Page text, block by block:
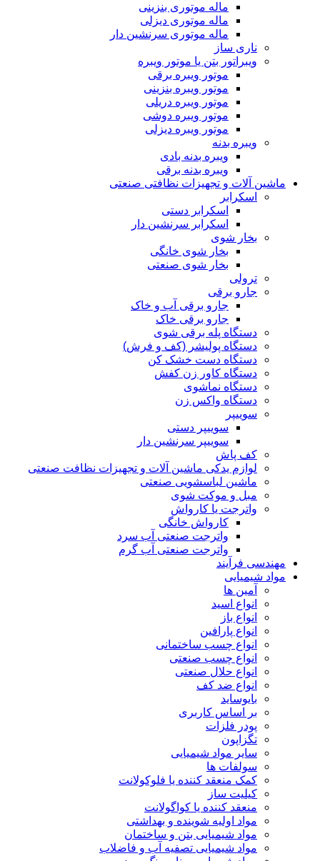
ماله موتوری بنزینی
ماله موتوری دیزلی
ماله موتوری سرنشین دار
ناری ساز
ویبراتور بتن یا موتور ویبره
موتور ویبره برقی
موتور ویبره بنزینی
موتور ویبره دریلی
موتور ویبره دوشی
موتور ویبره دیزلی
ویبره بدنه
ویبره بدنه بادی
ویبره بدنه برقی
ماشین آلات و تجهیزات نظافتی صنعتی
اسکرابر
اسکرابر دستی
اسکرابر سرنشین دار
بخار شوی
بخار شوی خانگی
بخار شوی صنعتی
ترولی
جارو برقی
جارو برقی آب و خاک
جارو برقی خاک
دستگاه پله برقی شوی
دستگاه پولیشر (کف و فرش)
دستگاه دست خشک کن
دستگاه کاور زن کفش
دستگاه نماشوی
دستگاه واکس زن
سوییپر
سوییپر دستی
سوییپر سرنشین دار
کف پاش
لوازم یدکی ماشین آلات و تجهیزات نظافت صنعتی
ماشین لباسشویی صنعتی
مبل و موکت شوی
واترجت یا کارواش
کارواش خانگی
واترجت صنعتی آب سرد
واترجت صنعتی آب گرم
مهندسی فرآیند
مواد شیمیایی
آمین ها
انواع اسید
انواع باز
انواع پارافین
انواع چسب ساختمانی
انواع چسب صنعتی
انواع حلال صنعتی
انواع ضد کف
بایوساید
بر اساس کاربری
پودر فلزات
تگزاپون
سایر مواد شیمیایی
سولفات ها
کمک منعقد کننده یا فلوکولانت
کیلیت ساز
منعقد کننده یا کواگولانت
مواد اولیه شوینده و بهداشتی
مواد شیمیایی بتن و ساختمان
مواد شیمیایی تصفیه آب و فاضلاب